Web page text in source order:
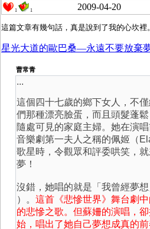
1 1 2009-04-20
星光大道的歐巴桑—永遠不要放棄
曹常青
...
這個四十七歲的鄉下女人，不
們那種漂亮臉蛋，而且頭髮蓬
隨處可見的家庭主婦。她在演
音樂劇第一夫人之稱的佩姬（
歌星時，令觀眾和評委哄笑，
夢！
沒錯，她唱的就是「我曾經夢
）。 這首《悲慘世界》舞台劇
的悲慘之歌。但蘇姍的演唱，
始，唱出了她自己夢想成真的前